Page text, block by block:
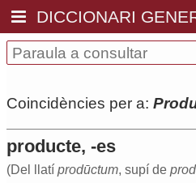
DICCIONARI
Coincidències per a:
producte, -es
(Del llatí prodūctum, supí de